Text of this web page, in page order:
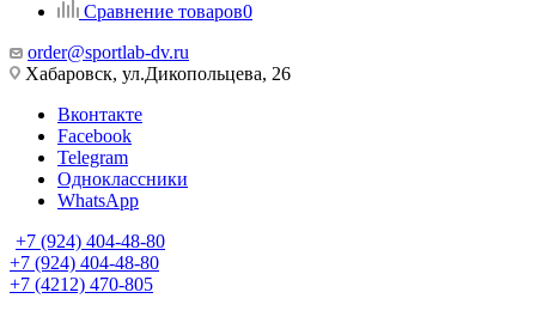
Сравнение товаров0
order@sportlab-dv.ru
Хабаровск, ул.Дикопольцева, 26
Вконтакте
Facebook
Telegram
Одноклассники
WhatsApp
+7 (924) 404-48-80
+7 (924) 404-48-80
+7 (4212) 470-805